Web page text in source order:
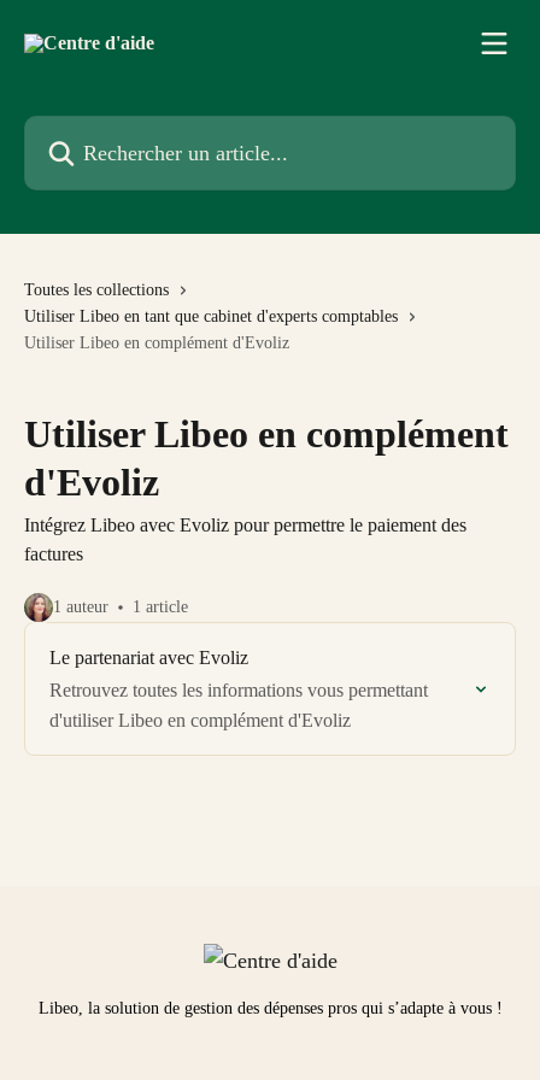
Rechercher un article...
Toutes les collections
Utiliser Libeo en tant que cabinet d'experts comptables
Utiliser Libeo en complément d'Evoliz
Utiliser Libeo en complément
d'Evoliz
Intégrez Libeo avec Evoliz pour permettre le paiement des
factures
1 auteur 1 article
Le partenariat avec Evoliz
Retrouvez toutes les informations vous permettant
d'utiliser Libeo en complément d'Evoliz
Libeo, la solution de gestion des dépenses pros qui s’adapte à vous !